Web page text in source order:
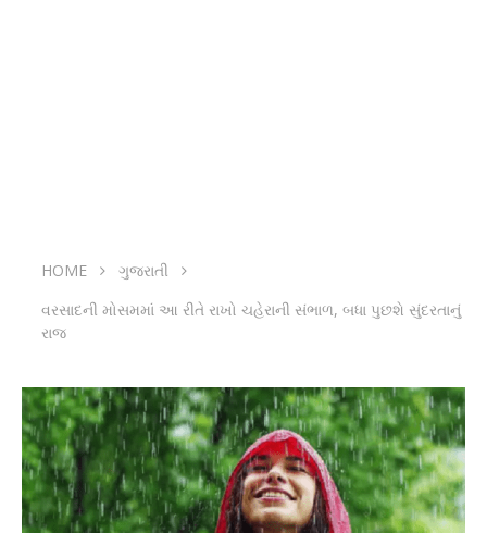
HOME
ગુજરાતી
વરસાદની મોસમમાં આ રીતે રાખો ચહેરાની સંભાળ, બધા પુછશે સુંદરતાનું
રાજ